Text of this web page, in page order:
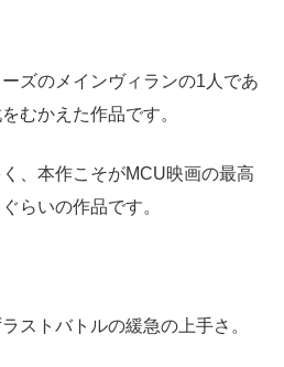
ズのメインヴィランの1人であ
むかえた作品です。
、本作こそがMCU映画の最高
らいの作品です。
ストバトルの緩急の上手さ。